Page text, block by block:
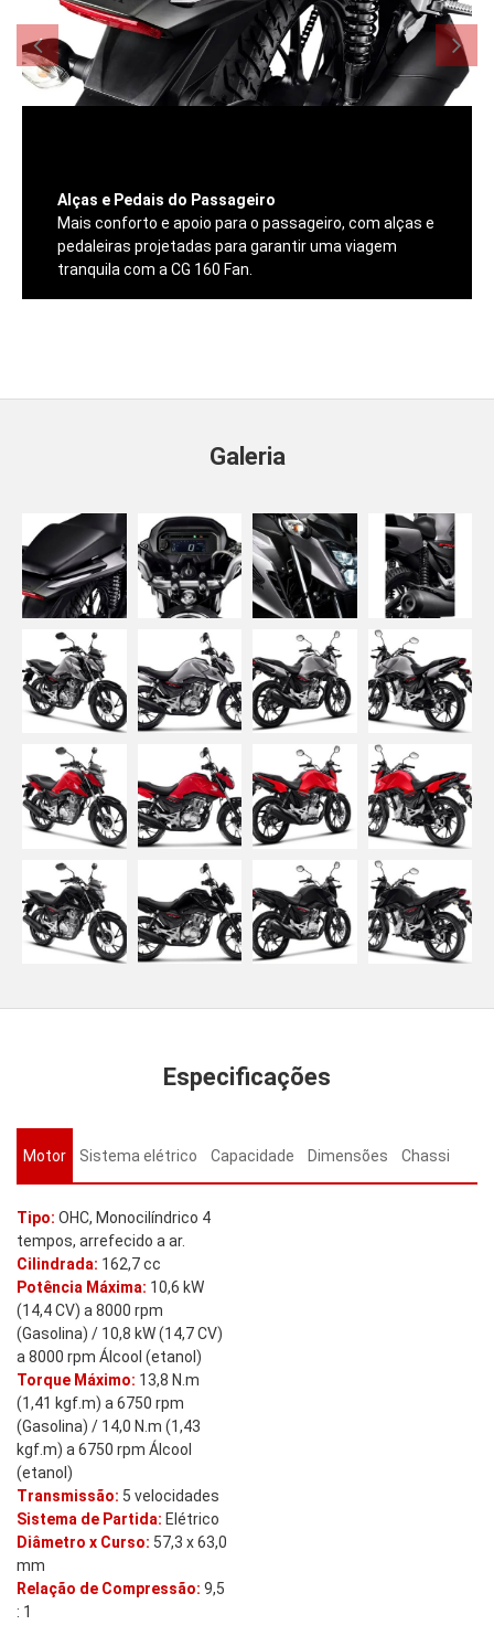
Alças e Pedais do Passageiro
Mais conforto e apoio para o passageiro, com alças e
pedaleiras projetadas para garantir uma viagem
tranquila com a CG 160 Fan.
Galeria
Especificações
Motor Sistema elétrico Capacidade Dimensões Chassi
Tipo: OHC, Monocilíndrico 4
tempos, arrefecido a ar.
Cilindrada: 162,7 cc
Potência Máxima: 10,6 kW
(14,4 CV) a 8000 rpm
(Gasolina) / 10,8 kW (14,7 CV)
a 8000 rpm Álcool (etanol)
Torque Máximo: 13,8 N.m
(1,41 kgf.m) a 6750 rpm
(Gasolina) / 14,0 N.m (1,43
kgf.m) a 6750 rpm Álcool
(etanol)
Transmissão: 5 velocidades
Sistema de Partida: Elétrico
Diâmetro x Curso: 57,3 x 63,0
mm
Relação de Compressão: 9,5
: 1